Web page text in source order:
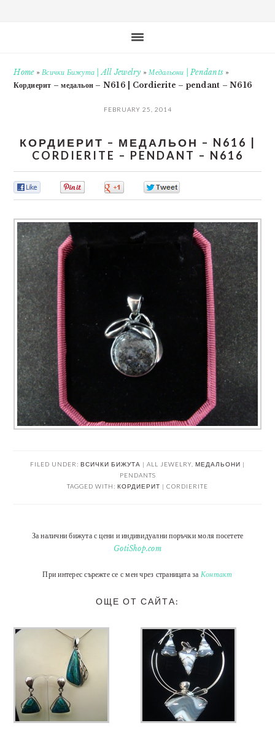
Home»Всички Бижута | All Jewelry »Медальони | Pendants »
Кордиерит – медальон – N616 | Cordierite – pendant – N616
FEBRUARY 25, 2014
КОРДИЕРИТ – МЕДАЛЬОН – N616 |
CORDIERITE – PENDANT – N616
FILED UNDER: ВСИЧКИ БИЖУТА | ALL JEWELRY МЕДАЛЬОНИ |
PENDANTS
TAGGED WITH: КОРДИЕРИТ | CORDIERITE
За налични бижута с цени и индивидуални поръчки моля посетете
GotiShop.com
При интерес сърежте се с мен чрез страницата за Контакт
ОЩЕ ОТ САЙТА: